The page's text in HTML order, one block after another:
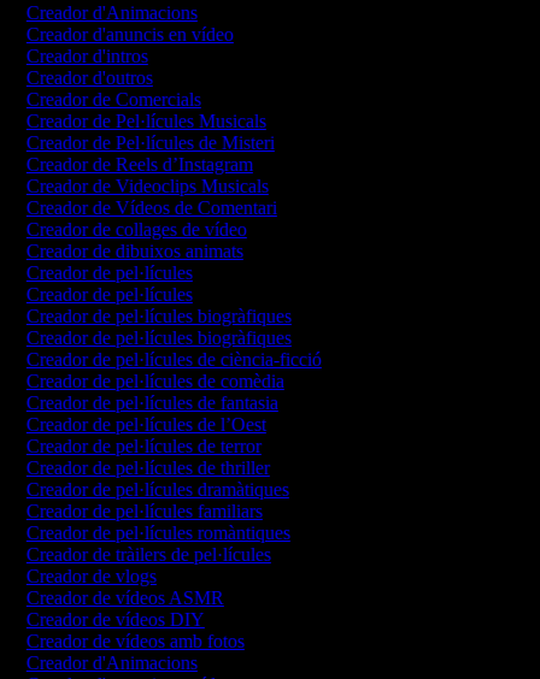
Creador d'Animacions
Creador d'anuncis en vídeo
Creador d'intros
Creador d'outros
Creador de Comercials
Creador de Pel·lícules Musicals
Creador de Pel·lícules de Misteri
Creador de Reels d’Instagram
Creador de Videoclips Musicals
Creador de Vídeos de Comentari
Creador de collages de vídeo
Creador de dibuixos animats
Creador de pel·lícules
Creador de pel·lícules
Creador de pel·lícules biogràfiques
Creador de pel·lícules biogràfiques
Creador de pel·lícules de ciència-ficció
Creador de pel·lícules de comèdia
Creador de pel·lícules de fantasia
Creador de pel·lícules de l’Oest
Creador de pel·lícules de terror
Creador de pel·lícules de thriller
Creador de pel·lícules dramàtiques
Creador de pel·lícules familiars
Creador de pel·lícules romàntiques
Creador de tràilers de pel·lícules
Creador de vlogs
Creador de vídeos ASMR
Creador de vídeos DIY
Creador de vídeos amb fotos
Creador d'Animacions